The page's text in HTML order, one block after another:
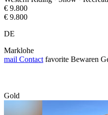
€ 9.800
€ 9.800
DE
Marklohe
mail Contact favorite Bewaren
Gold